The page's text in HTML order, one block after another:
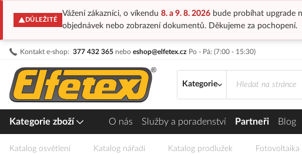
DŮLEŽITÉ
Vážení zákazníci, o víkendu 8. a 9. 8. 2026bude probíhat upgrade
objednávek nebo zobrazení dokumentů. Děkujeme za pochopení.
Kontakt e-shop: 377 432 365 nebo eshop@elfetex.cz Po - Pá: (7:00 - 15:30)
Přejít
obsah
Kategorie
Kategorie zboží O nás Služby a poradenství Partneři Blog
Katalog osvětlení Katalog nářadí Katalog prodlužek Fotovoltaika